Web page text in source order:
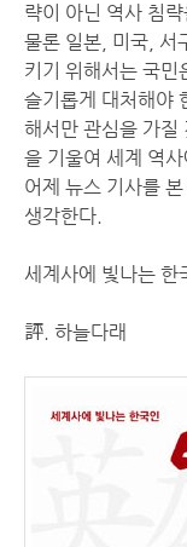
략이 아닌 역사 침
물론 일본, 미국, 서
키기 위해서는 국민
슬기롭게 대처해야
해서만 관심을 가질
을 기울여 세계 역
어제 뉴스 기사를
생각한다.
세계사에 빛나는 한
評. 하늘다래